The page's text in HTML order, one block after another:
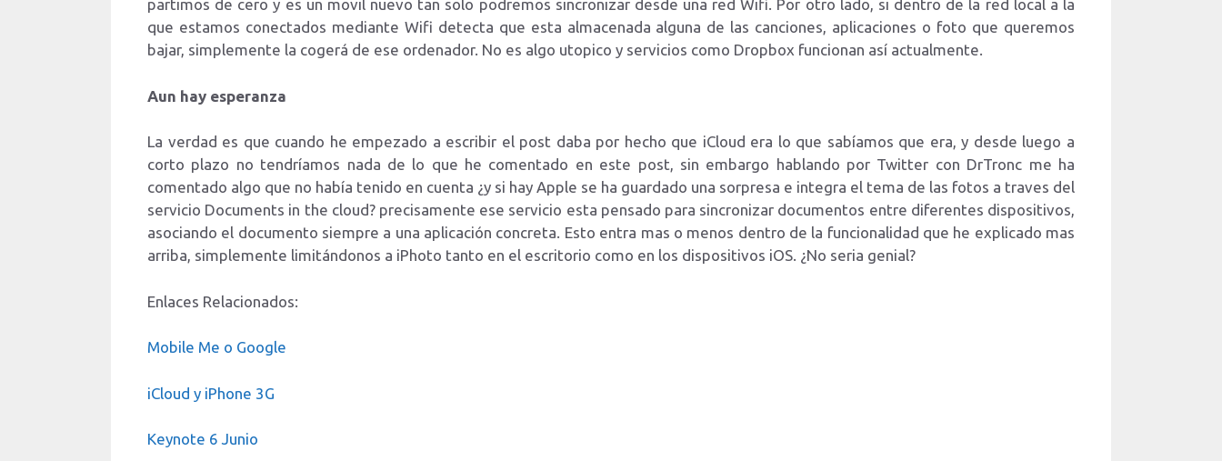
partimos de cero y es un movil nuevo tan solo podremos sincronizar desde una red Wifi. Por otro lado, si dentro de la red local a la
que estamos conectados mediante Wifi detecta que esta almacenada alguna de las canciones, aplicaciones o foto que queremos
bajar, simplemente la cogerá de ese ordenador. No es algo utopico y servicios como Dropbox funcionan así actualmente.
Aun hay esperanza
La verdad es que cuando he empezado a escribir el post daba por hecho que iCloud era lo que sabíamos que era, y desde luego a
corto plazo no tendríamos nada de lo que he comentado en este post, sin embargo hablando por Twitter con DrTronc me ha
comentado algo que no había tenido en cuenta ¿y si hay Apple se ha guardado una sorpresa e integra el tema de las fotos a traves del
servicio Documents in the cloud? precisamente ese servicio esta pensado para sincronizar documentos entre diferentes dispositivos,
asociando el documento siempre a una aplicación concreta. Esto entra mas o menos dentro de la funcionalidad que he explicado mas
arriba, simplemente limitándonos a iPhoto tanto en el escritorio como en los dispositivos iOS. ¿No seria genial?
Enlaces Relacionados:
Mobile Me o Google
iCloud y iPhone 3G
Keynote 6 Junio